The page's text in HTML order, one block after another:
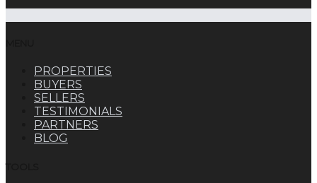
PROPERTIES
BUYERS
SELLERS
TESTIMONIALS
PARTNERS
BLOG